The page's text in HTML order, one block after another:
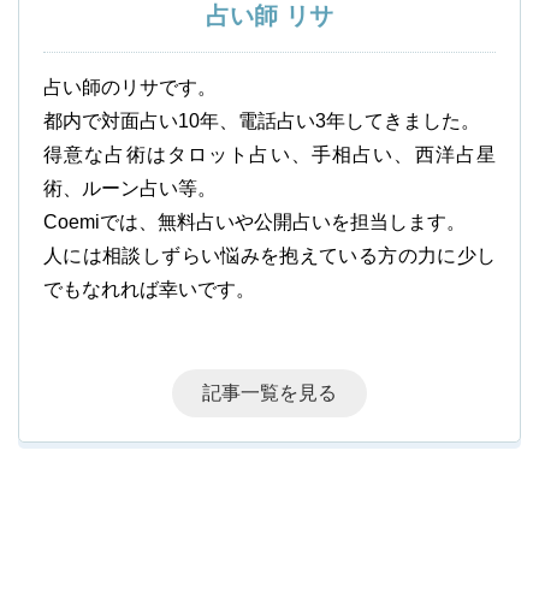
占い師 リサ
占い師のリサです。
都内で対面占い10年、電話占い3年してきました。
得意な占術はタロット占い、手相占い、西洋占星
術、ルーン占い等。
Coemiでは、無料占いや公開占いを担当します。
人には相談しずらい悩みを抱えている方の力に少し
でもなれれば幸いです。
記事一覧を見る